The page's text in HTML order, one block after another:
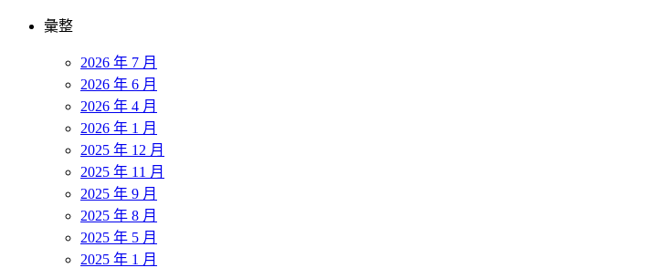
彙整
2026 年 7 月
2026 年 6 月
2026 年 4 月
2026 年 1 月
2025 年 12 月
2025 年 11 月
2025 年 9 月
2025 年 8 月
2025 年 5 月
2025 年 1 月